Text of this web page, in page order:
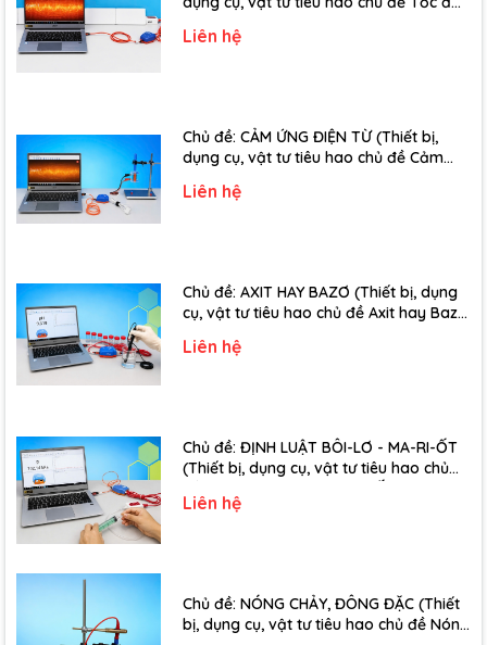
Liên hệ
Chủ đề: CẢM ỨNG ĐIỆN TỪ (Thiết bị,
dụng cụ, vật tư tiêu hao chủ đề Cảm
Liên hệ
Chủ đề: AXIT HAY BAZƠ (Thiết bị, dụng
cụ, vật tư tiêu hao chủ đề Axit hay Bazơ
Liên hệ
Chủ đề: ĐỊNH LUẬT BÔI-LƠ - MA-RI-ỐT
(Thiết bị, dụng cụ, vật tư tiêu hao chủ
Liên hệ
Chủ đề: NÓNG CHẢY, ĐÔNG ĐẶC (Thiết
bị, dụng cụ, vật tư tiêu hao chủ đề Nóng